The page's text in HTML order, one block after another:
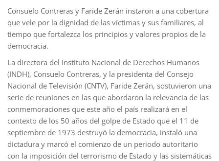
Consuelo Contreras y Faride Zerán instaron a una cobertura
que vele por la dignidad de las víctimas y sus familiares, al
tiempo que fortalezca los principios y valores propios de la
democracia.
La directora del Instituto Nacional de Derechos Humanos
(INDH), Consuelo Contreras, y la presidenta del Consejo
Nacional de Televisión (CNTV), Faride Zerán, sostuvieron una
serie de reuniones en las que abordaron la relevancia de las
conmemoraciones que este año el país realizará en el
contexto de los 50 años del golpe de Estado que el 11 de
septiembre de 1973 destruyó la democracia, instaló una
dictadura y marcó el comienzo de un periodo autoritario
con la imposición del terrorismo de Estado y las sistemáticas